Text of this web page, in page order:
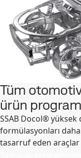
Tüm otomotiv
ürün
SSAB Docol® yüksek
formülasyonları
tasarruf eden araçlar